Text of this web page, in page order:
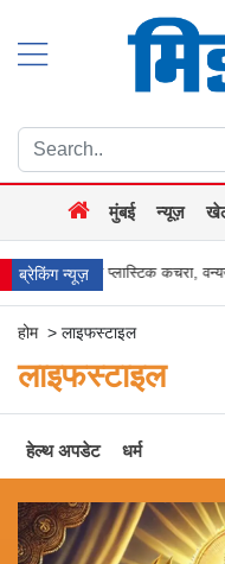
मुंबई न्यूज़
ब्रेकिंग न्यूज़
कचरा, वन्यजीवों के लिए जानलेवा
होम > लाइफस्टाइल
लाइफस्टाइल
हेल्थ अपडेट धर्म